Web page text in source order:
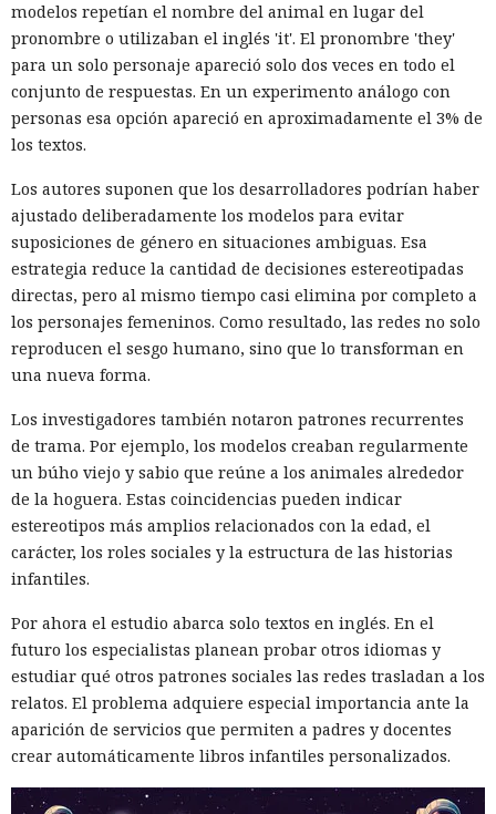
modelos repetían el nombre del animal en lugar del
pronombre o utilizaban el inglés 'it'. El pronombre 'they'
para un solo personaje apareció solo dos veces en todo el
conjunto de respuestas. En un experimento análogo con
personas esa opción apareció en aproximadamente el 3% de
los textos.
Los autores suponen que los desarrolladores podrían haber
ajustado deliberadamente los modelos para evitar
suposiciones de género en situaciones ambiguas. Esa
estrategia reduce la cantidad de decisiones estereotipadas
directas, pero al mismo tiempo casi elimina por completo a
los personajes femeninos. Como resultado, las redes no solo
reproducen el sesgo humano, sino que lo transforman en
una nueva forma.
Los investigadores también notaron patrones recurrentes
de trama. Por ejemplo, los modelos creaban regularmente
un búho viejo y sabio que reúne a los animales alrededor
de la hoguera. Estas coincidencias pueden indicar
estereotipos más amplios relacionados con la edad, el
carácter, los roles sociales y la estructura de las historias
infantiles.
Por ahora el estudio abarca solo textos en inglés. En el
futuro los especialistas planean probar otros idiomas y
estudiar qué otros patrones sociales las redes trasladan a los
relatos. El problema adquiere especial importancia ante la
aparición de servicios que permiten a padres y docentes
crear automáticamente libros infantiles personalizados.